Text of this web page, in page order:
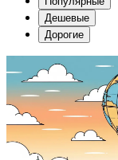
Дешевые
Дорогие